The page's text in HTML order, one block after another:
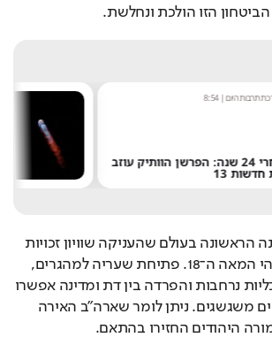
הזו הולכת ונחלשת.
היום|
8:54
אחרי 24 שנה: הפרשן הוותיק עוזב
13
ארה"ב היתה המדינה הראשונה בעולם שהעניקה שוויון זכויות
מלא ליהודים, בשלהי המאה ה־18. פתיחת שעריה למהגרים,
מתן הזדמנויות כלכליות נרחבות והפרדה בין דת ומדינה אפשרו
קיום של חיים יהודיים משגשגים. ניתן לומר שארה"ב האירה
היהודים החזירו בהתאם.